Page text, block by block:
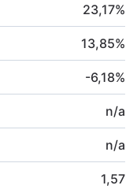
23,17%
13,85%
-6,18%
n/a
n/a
1,57